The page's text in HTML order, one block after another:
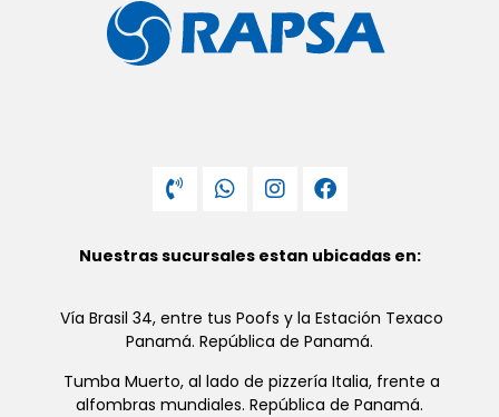
Nuestras sucursales estan ubicadas en:
Vía Brasil 34, entre tus Poofs y la Estación Texaco
Panamá. República de Panamá.
Tumba Muerto, al lado de pizzería Italia, frente a
alfombras mundiales. República de Panamá.